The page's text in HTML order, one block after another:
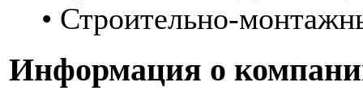
• Строительно-
Информация о